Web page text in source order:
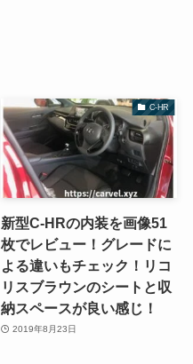
C-HR
新型C-HRの内装を画像51
枚でレビュー！グレードに
よる違いもチェック！リコ
リスブラウンのシートと収
納スペースが良い感じ！
2019年8月23日